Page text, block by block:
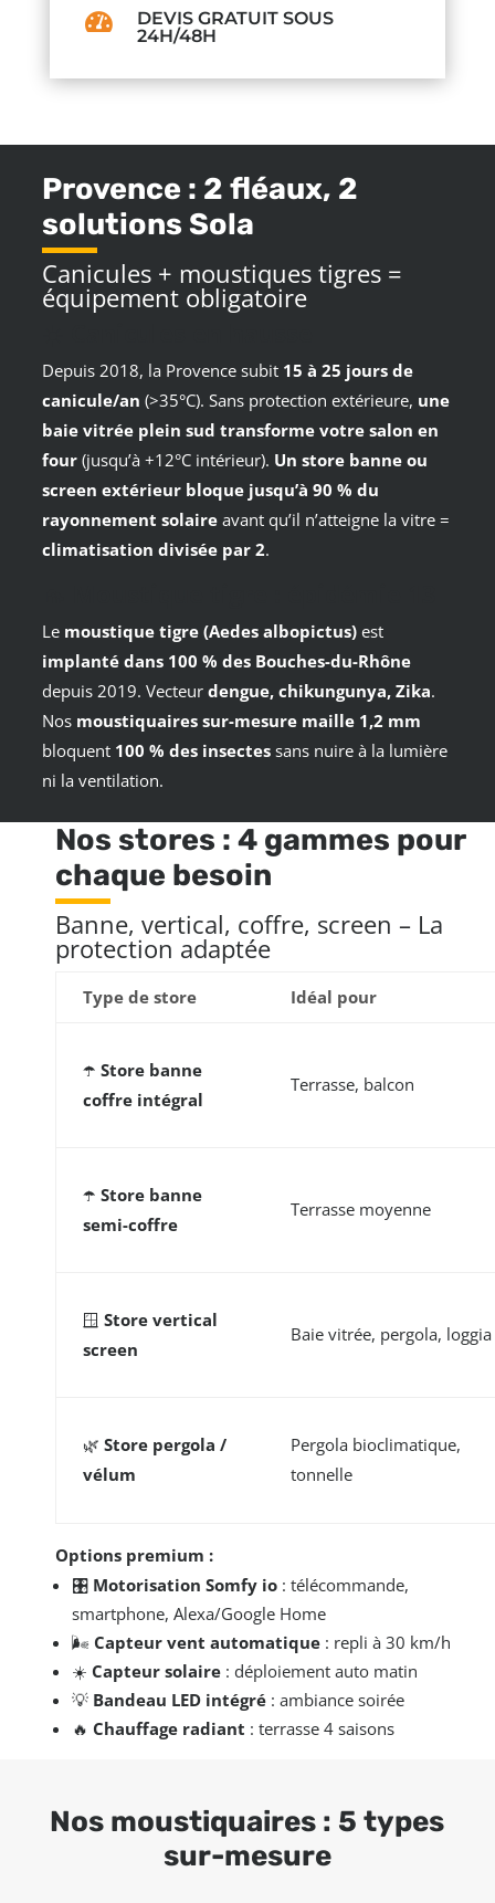

DEVIS GRATUIT SOUS
24H/48H
Provence : 2 fléaux, 2
solutions Sola
Canicules + moustiques tigres =
équipement obligatoire
Depuis 2018, la Provence subit 15 à 25 jours de
canicule/an (>35°C). Sans protection extérieure, une
baie vitrée plein sud transforme votre salon en
four (jusqu’à +12°C intérieur). Un store banne ou
screen extérieur bloque jusqu’à 90 % du
rayonnement solaire avant qu’il n’atteigne la vitre =
climatisation divisée par 2.
Le moustique tigre (Aedes albopictus) est
implanté dans 100 % des Bouches-du-Rhône
depuis 2019. Vecteur dengue, chikungunya, Zika.
Nos moustiquaires sur-mesure maille 1,2 mm
bloquent 100 % des insectes sans nuire à la lumière
ni la ventilation.
Nos stores : 4 gammes pour
chaque besoin
Banne, vertical, coffre, screen – La
protection adaptée
Type de store Idéal pour
☂️ Store banne
coffre intégral
Terrasse, balcon
☂️ Store banne
semi-coffre
Terrasse moyenne
🪟 Store vertical
screen
Baie vitrée, pergola, loggia
🌿 Store pergola /
vélum
Pergola bioclimatique,
tonnelle
Options premium :
🎛️ Motorisation Somfy io : télécommande,
smartphone, Alexa/Google Home
🌬️ Capteur vent automatique : repli à 30 km/h
☀️ Capteur solaire : déploiement auto matin
💡 Bandeau LED intégré : ambiance soirée
🔥 Chauffage radiant : terrasse 4 saisons
Nos moustiquaires : 5 types
sur-mesure